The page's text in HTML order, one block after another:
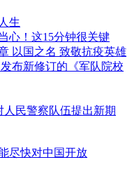
生
心！这15分钟很关键
以国之名 致敬抗疫英雄
布新修订的《军队院校
民警察队伍提出新期
尽快对中国开放